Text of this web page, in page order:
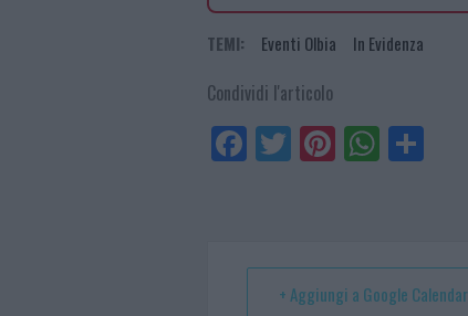
TEMI: Eventi Olbia In Evidenza
Condividi l'articolo
Fa
ce
Tw
itt
Pi
nt
t
W
ha
p
+ Aggiungi a Google Calendar